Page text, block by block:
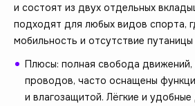
и состоят из двух отдельных
подходят для любых видов спорта,
мобильность и отсутствие
Плюсы: полная свобода движений,
проводов, часто оснащены
и влагозащитой. Лёгкие и